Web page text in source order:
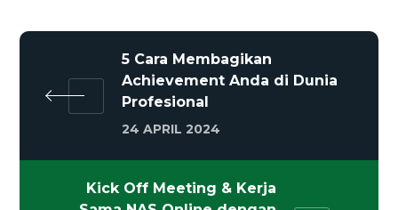
5 Cara Membagikan
Achievement Anda di Dunia
Profesional
24 APRIL 2024
Kick Off Meeting & Kerja